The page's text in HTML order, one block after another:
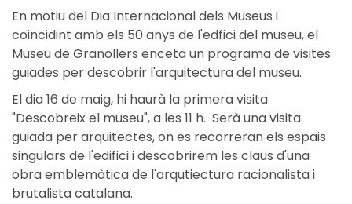
En motiu del Dia Internacional dels Museus i
coincidint amb els 50 anys de l'edfici del museu, el
Museu de Granollers enceta un programa de visites
guiades per descobrir l'arquitectura del museu.
El dia 16 de maig, hi haurà la primera visita
"Descobreix el museu", a les 11 h. Serà una visita
guiada per arquitectes, on es recorreran els espais
singulars de l'edifici i descobrirem les claus d'una
obra emblemàtica de l'arqutiectura racionalista i
brutalista catalana.